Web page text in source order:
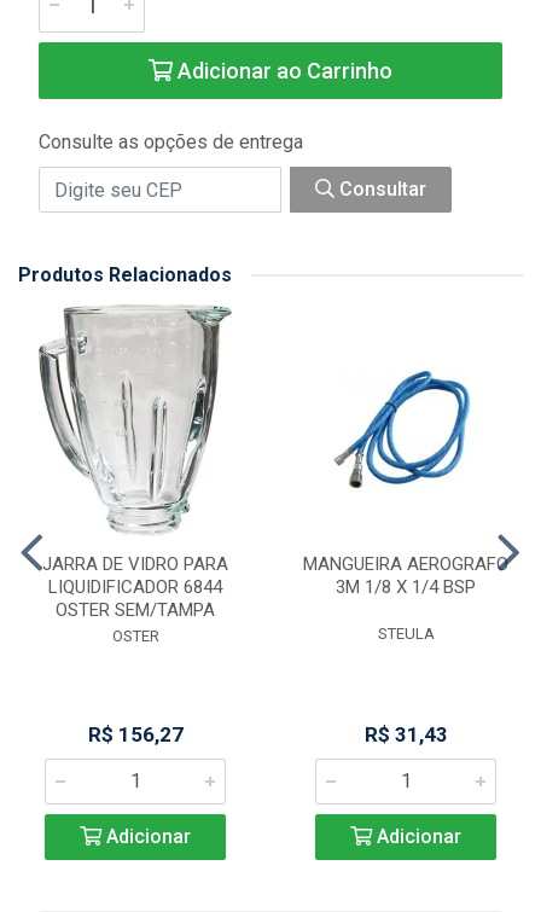
Adicionar ao Carrinho
Consulte as opções de entrega
Consultar
Produtos Relacionados
JARRA DE VIDRO PARA
LIQUIDIFICADOR 6844
OSTER SEM/TAMPA
OSTER
R$ 156,27
Adicionar
MANGUEIRA AEROGRAFO
3M 1/8 X 1/4 BSP
STEULA
R$ 31,43
Adicionar